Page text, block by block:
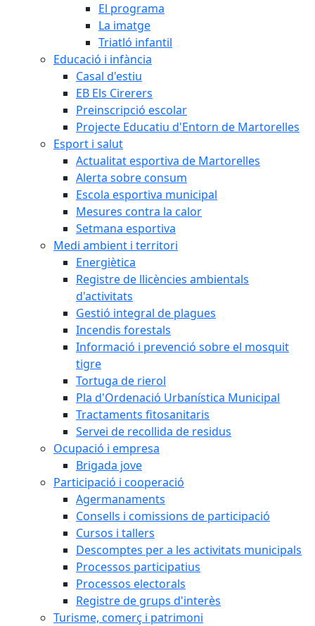
El programa
La imatge
Triatló infantil
Educació i infància
Casal d'estiu
EB Els Cirerers
Preinscripció escolar
Projecte Educatiu d'Entorn de Martorelles
Esport i salut
Actualitat esportiva de Martorelles
Alerta sobre consum
Escola esportiva municipal
Mesures contra la calor
Setmana esportiva
Medi ambient i territori
Energiètica
Registre de llicències ambientals
d'activitats
Gestió integral de plagues
Incendis forestals
Informació i prevenció sobre el mosquit
tigre
Tortuga de rierol
Pla d'Ordenació Urbanística Municipal
Tractaments fitosanitaris
Servei de recollida de residus
Ocupació i empresa
Brigada jove
Participació i cooperació
Agermanaments
Consells i comissions de participació
Cursos i tallers
Descomptes per a les activitats municipals
Processos participatius
Processos electorals
Registre de grups d'interès
Turisme, comerç i patrimoni